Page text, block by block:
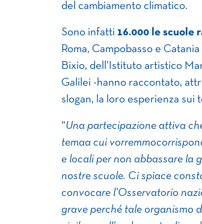
del cambiamento climatico.
Sono infatti 16.000 le scuole
Roma, Campobasso e
Bixio, dell’Istituto artistico
Galilei -hanno raccontato,
slogan, la loro esperienza sui
“Una partecipazione attiva
temaa cui
e locali per non abbassare la
nostre scuole. Ci spiace
convocare l’Osservatorio
grave perché tale organismo